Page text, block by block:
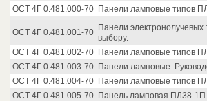
ОСТ 4Г 0.481.000-70 Панели ламповые типов
ОСТ 4Г 0.481.001-70 Панели электронолучевых
выбору.
ОСТ 4Г 0.481.002-70 Панели ламповые типов
ОСТ 4Г 0.481.003-70 Панели ламповые.
ОСТ 4Г 0.481.004-70 Панели ламповые типов
ОСТ 4Г 0.481.005-70 Панель ламповая ПЛ38-